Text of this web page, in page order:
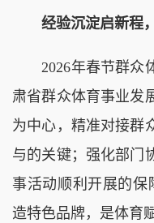
经验沉淀启新程
2026年春节群众
肃省群众体育事业发
为中心，精准对接群
与的关键；强化部门
事活动顺利开展的保
造特色品牌，是体育